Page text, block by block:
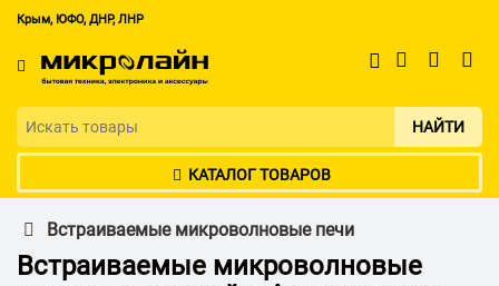
Крым, ЮФО, ДНР, ЛНР
НАЙТИ
КАТАЛОГ ТОВАРОВ
Встраиваемые микроволновые печи
Встраиваемые микроволновые